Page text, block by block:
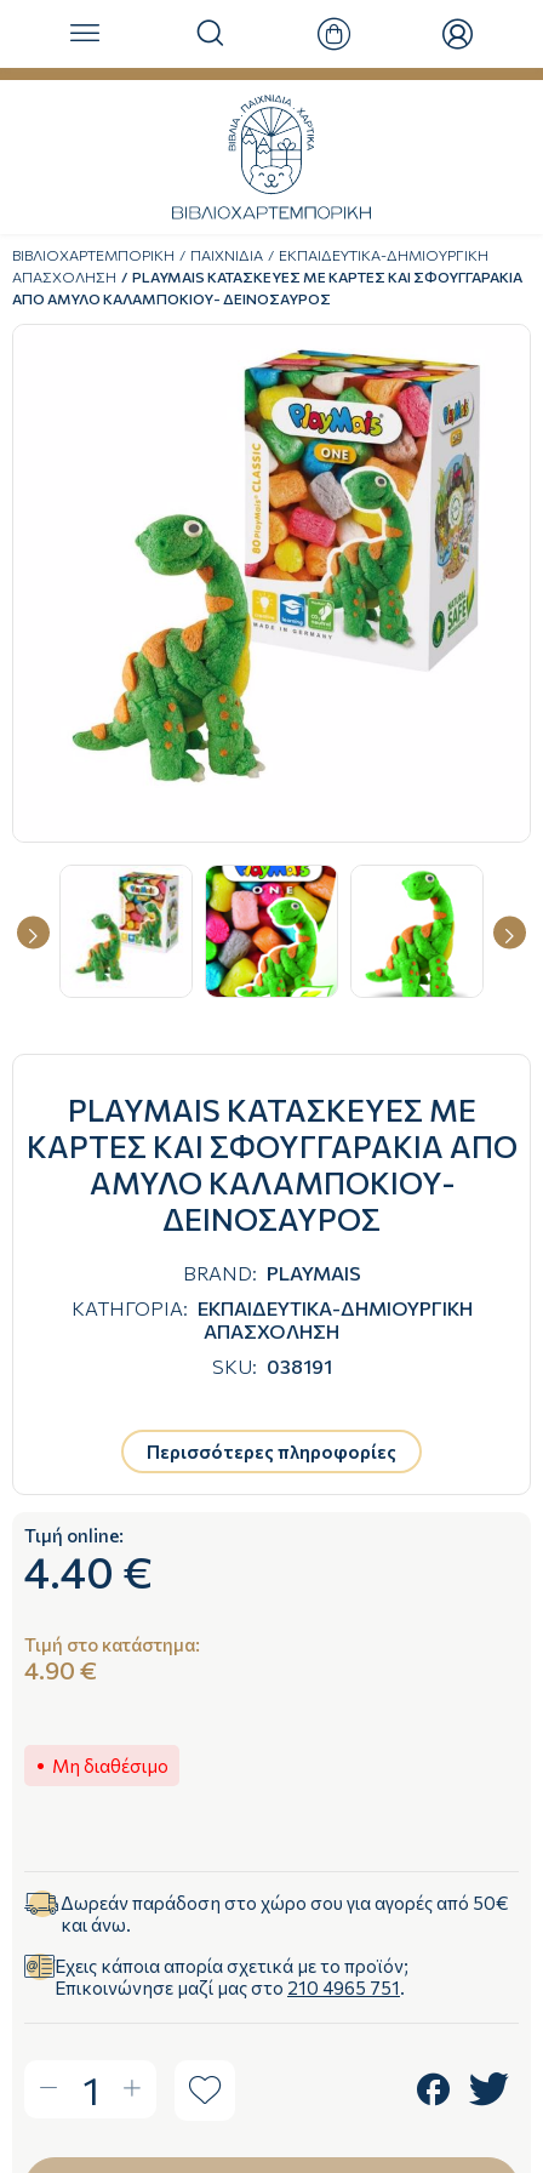
ΒΙΒΛΙΟΧΑΡΤΕΜΠΟΡΙΚΗ ΠΑΙΧΝΙΔΙΑ
ΕΚΠΑΙΔΕΥΤΙΚΑ-ΔΗΜΙΟΥΡΓΙΚΗ
ΑΠΑΣΧΟΛΗΣΗ
PLAYMAIS ΚΑΤΑΣΚΕΥΕΣ ΜΕ ΚΑΡΤΕΣ ΚΑΙ ΣΦΟΥΓΓΑΡΑΚΙΑ
ΑΠΟ ΑΜΥΛΟ ΚΑΛΑΜΠΟΚΙΟΥ- ΔΕΙΝΟΣΑΥΡΟΣ
PLAYMAIS ΚΑΤΑΣΚΕΥΕΣ ΜΕ
ΚΑΡΤΕΣ ΚΑΙ ΣΦΟΥΓΓΑΡΑΚΙΑ ΑΠΟ
ΑΜΥΛΟ ΚΑΛΑΜΠΟΚΙΟΥ-
ΔΕΙΝΟΣΑΥΡΟΣ
BRAND: PLAYMAIS
ΚΑΤΗΓΟΡΙΑ: ΕΚΠΑΙΔΕΥΤΙΚΑ-ΔΗΜΙΟΥΡΓΙΚΗ
ΑΠΑΣΧΟΛΗΣΗ
SKU: 038191
Περισσότερες πληροφορίες
Τιμή online:
4.40 €
Τιμή στο κατάστημα:
4.90 €
Μη διαθέσιμο
Δωρεάν παράδοση στο χώρο σου για αγορές από 50€
και άνω.
Έχεις κάποια απορία σχετικά με το προϊόν;
Επικοινώνησε μαζί μας στο 210 4965 751.
1